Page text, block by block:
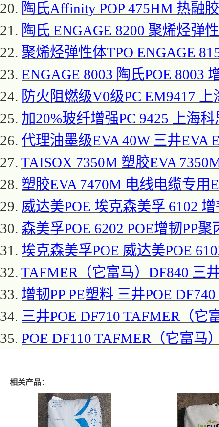
20. 陶氏Affinity POP 475HM 热融
21. 陶氏 ENGAGE 8200 聚烯烃弹
22. 聚烯烃弹性体TPO ENGAGE
23. ENGAGE 8003 陶氏POE 8003
24. 防火阻燃级V0级PC EM9417 上
25. 加20%玻纤增强PC 9425 上海
26. 代理油墨级EVA 40W 三井EVA
27. TAISOX 7350M 塑胶EVA
28. 塑胶EVA 7470M 电线电缆专用
29. 威达美POE 埃克森美孚 6102 增
30. 森美孚POE 6202 POE增韧PP
31. 埃克森美孚POE 威达美POE
32. TAFMER（它富马）DF840 三
33. 增韧PP PE塑料 三井POE
34. 三井POE DF710 TAFMER（它
35. POE DF110 TAFMER（它富马
相关产品：